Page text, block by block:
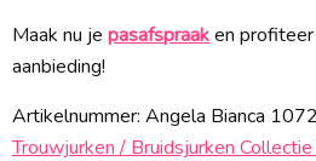
Maak nu je pasafspraaken
aanbieding!
Artikelnummer: Angela Bianca 1072
Trouwjurken / Bruidsjurken